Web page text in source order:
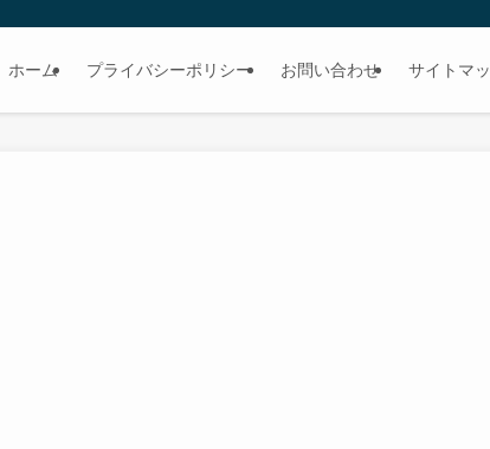
ホーム プライバシーポリシー お問い合わせ サイトマ